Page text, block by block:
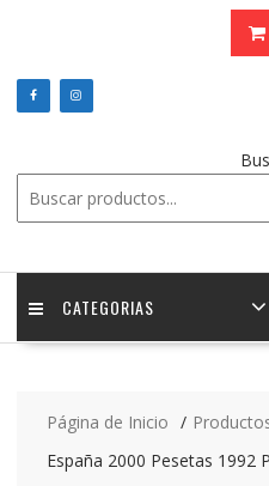
CATEGORIAS
Página de Inicio
España 2000 Pesetas 1992